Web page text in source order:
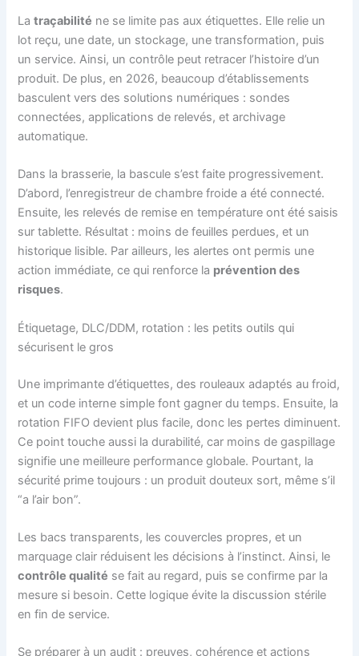
Latraçabilité ne se limite pas aux étiquettes. Elle relie un
lot reçu, une date, un stockage, une transformation, puis
un service. Ainsi, un contrôle peut retracer l’histoire d’un
produit. De plus, en 2026, beaucoup d’établissements
basculent vers des solutions numériques : sondes
connectées, applications de relevés, et archivage
automatique.
Dans la brasserie, la bascule s’est faite progressivement.
D’abord, l’enregistreur de chambre froide a été connecté.
Ensuite, les relevés de remise en température ont été saisis
sur tablette. Résultat : moins de feuilles perdues, et un
historique lisible. Par ailleurs, les alertes ont permis une
action immédiate, ce qui renforce la prévention des
risques.
Étiquetage, DLC/DDM, rotation : les petits outils qui
sécurisent le gros
Une imprimante d’étiquettes, des rouleaux adaptés au froid,
et un code interne simple font gagner du temps. Ensuite, la
rotation FIFO devient plus facile, donc les pertes diminuent.
Ce point touche aussi la durabilité, car moins de gaspillage
signifie une meilleure performance globale. Pourtant, la
sécurité prime toujours : un produit douteux sort, même s’il
“a l’air bon”.
Les bacs transparents, les couvercles propres, et un
marquage clair réduisent les décisions à l’instinct. Ainsi, le
contrôle qualité se fait au regard, puis se confirme par la
mesure si besoin. Cette logique évite la discussion stérile
en fin de service.
Se préparer à un audit : preuves, cohérence et actions